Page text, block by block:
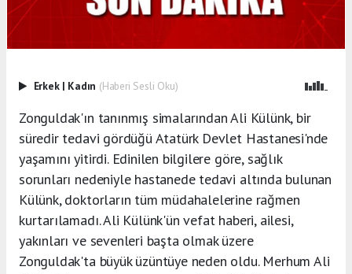
Erkek | Kadın (Haberi Sesli Oku)
Zonguldak'ın tanınmış simalarından Ali Külünk, bir
süredir tedavi gördüğü Atatürk Devlet Hastanesi'nde
yaşamını yitirdi. Edinilen bilgilere göre, sağlık
sorunları nedeniyle hastanede tedavi altında bulunan
Külünk, doktorların tüm müdahalelerine rağmen
kurtarılamadı. Ali Külünk'ün vefat haberi, ailesi,
yakınları ve sevenleri başta olmak üzere
Zonguldak'ta büyük üzüntüye neden oldu. Merhum Ali